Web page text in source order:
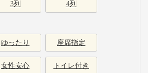
3列 4列
ゆったり 座席指定
女性安心 トイレ付き